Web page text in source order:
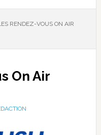
RENDEZ-VOUS ON AIR
On Air